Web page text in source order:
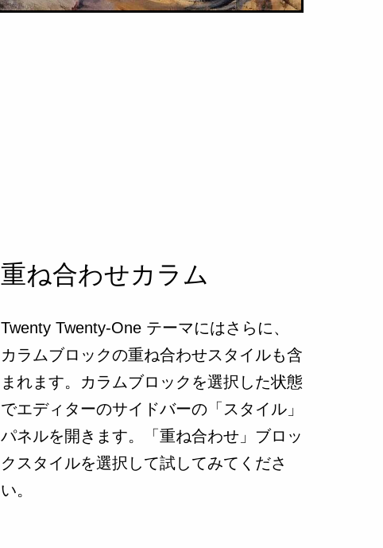
重ね合わせカラム
Twenty Twenty-One テーマにはさらに、
カラムブロックの重ね合わせスタイルも含
まれます。カラムブロックを選択した状態
でエディターのサイドバーの「スタイル」
パネルを開きます。「重ね合わせ」ブロッ
クスタイルを選択して試してみてくださ
い。